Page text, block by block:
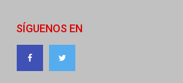
SÍGUENOS EN